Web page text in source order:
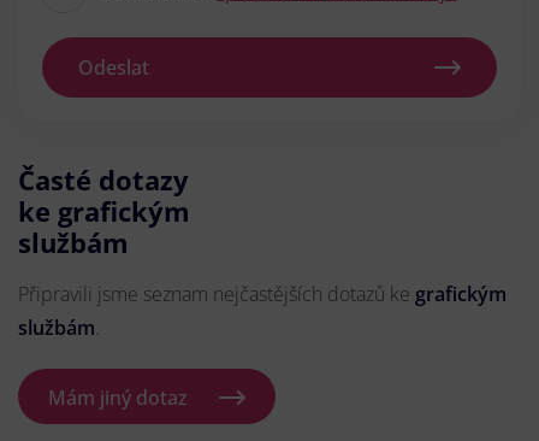
Odeslat
Časté dotazy
ke grafickým
službám
Připravili jsme seznam nejčastějších dotazů ke grafickým
službám.
Mám jiný dotaz